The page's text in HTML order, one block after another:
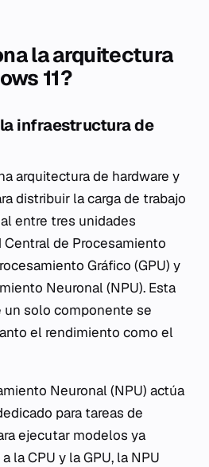
la arquitectura
11?
infraestructura de
arquitectura de hardware y
distribuir la carga de trabajo
entre tres unidades
de Procesamiento
Gráfico (GPU) y
Neuronal (NPU). Esta
solo componente se
el rendimiento como el
Neuronal (NPU) actúa
para tareas de
ejecutar modelos ya
la CPU y la GPU, la NPU